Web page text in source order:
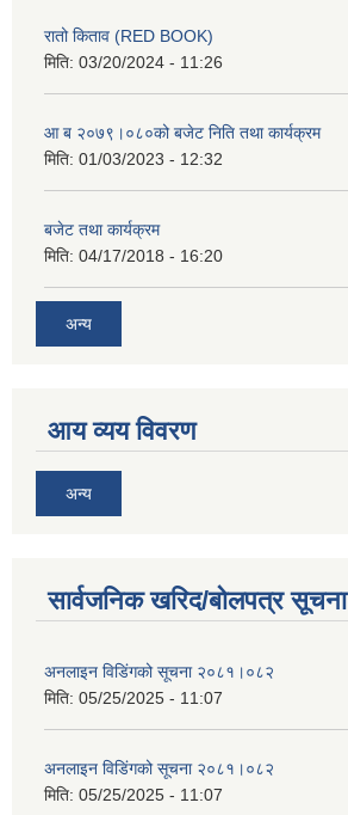
रातो किताव (RED BOOK)
मिति: 03/20/2024 - 11:26
आ ब २०७९।०८०को बजेट निति तथा कार्यक्रम
मिति: 01/03/2023 - 12:32
बजेट तथा कार्यक्रम
मिति: 04/17/2018 - 16:20
अन्य
आय व्यय विवरण
अन्य
सार्वजनिक खरिद/बोलपत्र सूचना
अनलाइन विडि‌ं‍गको सूचना २०८१।०८२
मिति: 05/25/2025 - 11:07
अनलाइन विडि‌ं‍गको सूचना २०८१।०८२
मिति: 05/25/2025 - 11:07